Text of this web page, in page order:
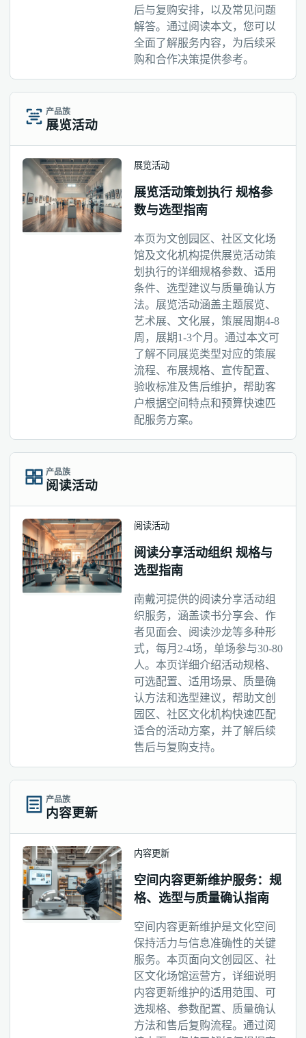
后与复购安排，以及常见问题
解答。通过阅读本文，您可以
全面了解服务内容，为后续采
购和合作决策提供参考。
产品族
展览活动
展览活动
展览活动策划执行 规格参
数与选型指南
本页为文创园区、社区文化场
馆及文化机构提供展览活动策
划执行的详细规格参数、适用
条件、选型建议与质量确认方
法。展览活动涵盖主题展览、
艺术展、文化展，策展周期4-8
周，展期1-3个月。通过本文可
了解不同展览类型对应的策展
流程、布展规格、宣传配置、
验收标准及售后维护，帮助客
户根据空间特点和预算快速匹
配服务方案。
产品族
阅读活动
阅读活动
阅读分享活动组织 规格与
选型指南
南戴河提供的阅读分享活动组
织服务，涵盖读书分享会、作
者见面会、阅读沙龙等多种形
式，每月2-4场，单场参与30-80
人。本页详细介绍活动规格、
可选配置、适用场景、质量确
认方法和选型建议，帮助文创
园区、社区文化机构快速匹配
适合的活动方案，并了解后续
售后与复购支持。
产品族
内容更新
内容更新
空间内容更新维护服务：规
格、选型与质量确认指南
空间内容更新维护是文化空间
保持活力与信息准确性的关键
服务。本页面向文创园区、社
区文化场馆运营方，详细说明
内容更新维护的适用范围、可
选规格、参数配置、质量确认
方法和售后复购流程。通过阅